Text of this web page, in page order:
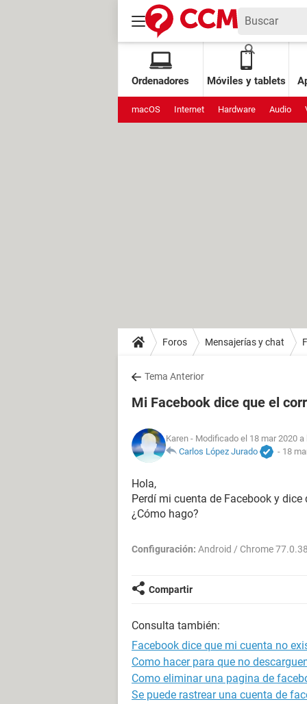
Ordenadores Móviles y tablets
macOS Internet Hardware Audio
Foros Mensajerías y chat
Tema Anterior
Mi Facebook dice que el
Karen - Modificado el 18 mar 2020 a
Carlos López Jurado
- 18
Hola,
Perdí mi cuenta de Facebook y
¿Cómo hago?
Configuración: Android / Chrome
Compartir
Consulta también:
Facebook dice que mi cuenta no
Como hacer para que no
Como eliminar una pagina de
Se puede rastrear una cuenta de